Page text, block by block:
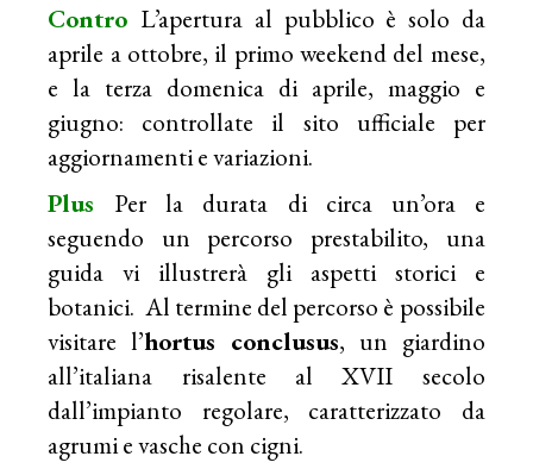
Contro L’apertura al pubblico è solo da
aprile a ottobre, il primo weekend del mese,
e la terza domenica di aprile, maggio e
giugno: controllate il sito ufficiale per
aggiornamenti e variazioni.
Plus
Per la durata di circa un’ora e
seguendo un percorso prestabilito, una
guida vi illustrerà gli aspetti storici e
botanici. Al termine del percorso è possibile
visitare l’hortus conclusus, un giardino
all’italiana risalente al XVII secolo
dall’impianto regolare, caratterizzato da
agrumi e vasche con cigni.